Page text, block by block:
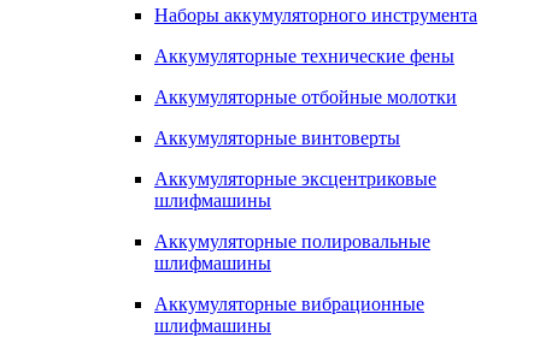
Наборы аккумуляторного инструмента
Аккумуляторные технические фены
Аккумуляторные отбойные молотки
Аккумуляторные винтоверты
Аккумуляторные эксцентриковые
шлифмашины
Аккумуляторные полировальные
шлифмашины
Аккумуляторные вибрационные
шлифмашины